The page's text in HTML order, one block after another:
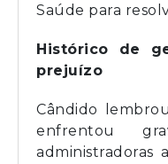
Saúde para
Histórico de
prejuízo
Cândido
enfrentou
administradoras